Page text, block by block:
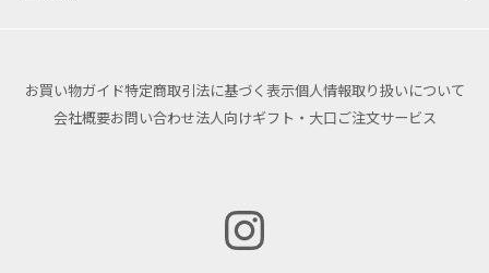
お買い物ガイド特定商取引法に基づく表示個人情報取り扱いについて
会社概要お問い合わせ法人向けギフト・大口ご注文サービス